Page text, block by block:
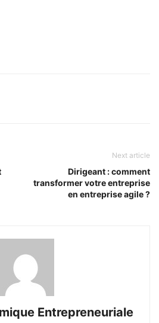
Next article
Dirigeant : comment
transformer votre entreprise
en entreprise agile ?
Entrepreneuriale